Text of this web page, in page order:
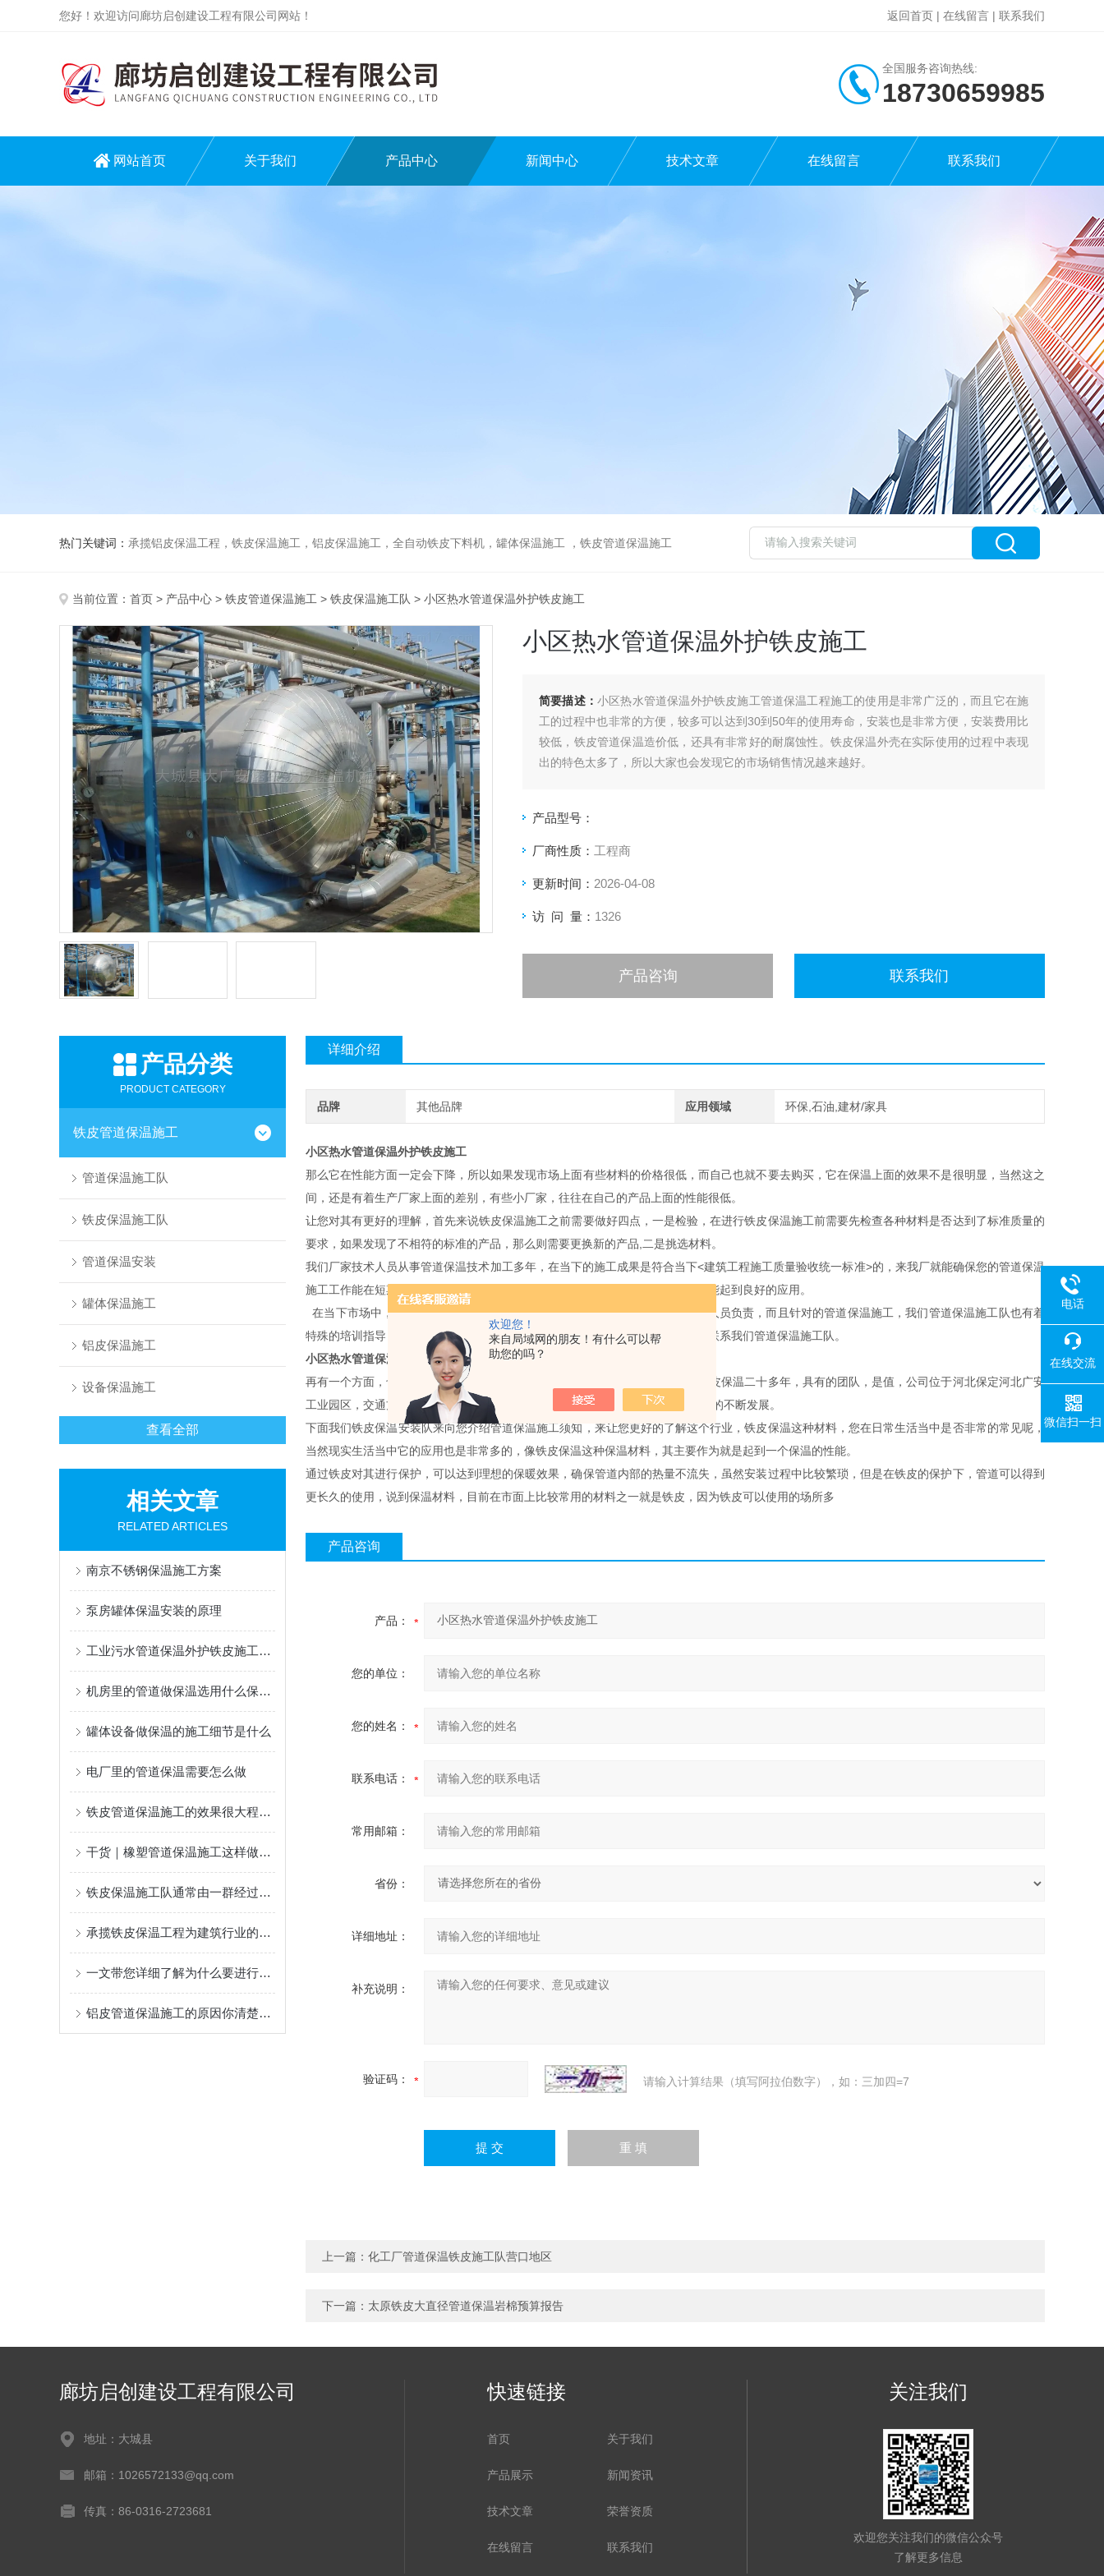
欢迎您！
来自局域网的朋友！有什么可以帮
助您的吗？
您好！欢迎访问廊坊启创建设工程有限公司网站！ 返回首页 | 在线留言 | 联系我们
全国服务咨询热线:
18730659985
网站首页 关于我们 产品中心 新闻中心 技术文章 在线留言 联系我们
热门关键词： 承揽铝皮保温工程，铁皮保温施工，铝皮保温施工，全自动铁皮下料机，罐体保温施工 ，铁皮管道保温施工
当前位置： 首页 > 产品中心 > 铁皮管道保温施工 > 铁皮保温施工队 > 小区热水管道保温外护铁皮施工
小区热水管道保温外护铁皮施工
简要描述： 小区热水管道保温外护铁皮施工管道保温工程施工的使用是非常广泛的，而且它在施
工的过程中也非常的方便，较多可以达到30到50年的使用寿命，安装也是非常方便，安装费用比
较低，铁皮管道保温造价低，还具有非常好的耐腐蚀性。铁皮保温外壳在实际使用的过程中表现
出的特色太多了，所以大家也会发现它的市场销售情况越来越好。
产品型号：
厂商性质： 工程商
更新时间： 2026-04-08
访 问 量： 1326
产品咨询 联系我们
产品分类
PRODUCT CATEGORY
铁皮管道保温施工
管道保温施工队
铁皮保温施工队
管道保温安装
罐体保温施工
铝皮保温施工
设备保温施工
查看全部
相关文章
RELATED ARTICLES
南京不锈钢保温施工方案
泵房罐体保温安装的原理
工业污水管道保温外护铁皮施工队哪里的专业
机房里的管道做保温选用什么保温材料
罐体设备做保温的施工细节是什么
电厂里的管道保温需要怎么做
铁皮管道保温施工的效果很大程度上取决于细节处理
干货｜橡塑管道保温施工这样做，不返工、更耐用！
铁皮保温施工队通常由一群经过严格培训的专业人员组成
承揽铁皮保温工程为建筑行业的可持续发展做出了贡献
一文带您详细了解为什么要进行设备铁皮保温施工？
铝皮管道保温施工的原因你清楚么？
详细介绍
品牌 其他品牌 应用领域 环保,石油,建材/家具
小区热水管道保温外护铁皮施工
那么它在性能方面一定会下降，所以如果发现市场上面有些材料的价格很低，而自己也就不要去购买，它在保温上面的效果不是很明显，当然这之
间，还是有着生产厂家上面的差别，有些小厂家，往往在自己的产品上面的性能很低。
让您对其有更好的理解，首先来说铁皮保温施工之前需要做好四点，一是检验，在进行铁皮保温施工前需要先检查各种材料是否达到了标准质量的
要求，如果发现了不相符的标准的产品，那么则需要更换新的产品,二是挑选材料。
我们厂家技术人员从事管道保温技术加工多年，在当下的施工成果是符合当下<建筑工程施工质量验收统一标准>的，来我厂就能确保您的管道保温
施工工作能在短期内顺利完成，管道保温施工的目的就是保证管道在应用过程中能起到良好的应用。
在当下市场中，我们管道保温施工队所拥有的技术培训以及技术施工都有技术人员负责，而且针对的管道保温施工，我们管道保温施工队也有着
特殊的培训指导，目的就是为了满足更多用户的应用需求，有需要的朋友可随时联系我们管道保温施工队。
小区热水管道保温外护铁皮施工
再有一个方面，也就是它在使用的时候，有着自己的使用寿命优势，河北从事铁皮保温二十多年，具有的团队，是值，公司位于河北保定河北广安
工业园区，交通方便，位置*，可随时随地与各地客户进行现场交流，经过这些年的不断发展。
下面我们铁皮保温安装队来向您介绍管道保温施工须知，来让您更好的了解这个行业，铁皮保温这种材料，您在日常生活当中是否非常的常见呢，
当然现实生活当中它的应用也是非常多的，像铁皮保温这种保温材料，其主要作为就是起到一个保温的性能。
通过铁皮对其进行保护，可以达到理想的保暖效果，确保管道内部的热量不流失，虽然安装过程中比较繁琐，但是在铁皮的保护下，管道可以得到
更长久的使用，说到保温材料，目前在市面上比较常用的材料之一就是铁皮，因为铁皮可以使用的场所多
产品咨询
产品：
您的单位：
您的姓名：
联系电话：
常用邮箱：
省份：
详细地址：
补充说明：
验证码： 请输入计算结果（填写阿拉伯数字），如：三加四=7
上一篇： 化工厂管道保温铁皮施工队营口地区
下一篇： 太原铁皮大直径管道保温岩棉预算报告
廊坊启创建设工程有限公司
地址：大城县
邮箱：1026572133@qq.com
传真：86-0316-2723681
快速链接
首页 关于我们
产品展示 新闻资讯
技术文章 荣誉资质
在线留言 联系我们
关注我们
欢迎您关注我们的微信公众号
了解更多信息
电话
在线交流
微信扫一扫